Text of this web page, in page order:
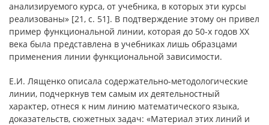
анализируемого курса, от учебника, в которых эти курсы
реализованы» [21, с. 51]. В подтверждение этому он привел
пример функциональной линии, которая до 50-х годов XX
века была представлена в учебниках лишь образцами
применения линии функциональной зависимости.
Е.И. Лященко описала содержательно-методологические
линии, подчеркнув тем самым их деятельностный
характер, отнеся к ним линию математического языка,
доказательств, сюжетных задач: «Материал этих линий и